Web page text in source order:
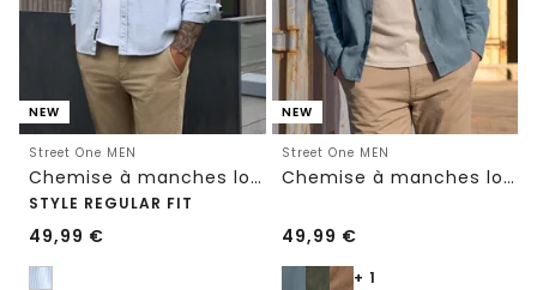
NEW
Street One MEN
Chemise à manches longues à rayures
STYLE REGULAR FIT
49,99 €
NEW
Street One MEN
Chemise à manches longues en velours côtelé uni
49,99 €
+ 1